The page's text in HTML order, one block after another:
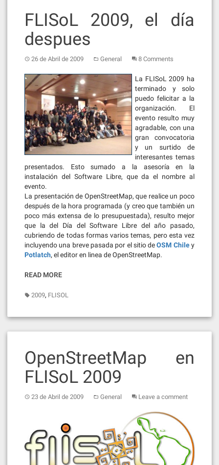
FLISoL 2009, el día
despues
26 de Abril de 2009 General 8 Comments
La FLISoL 2009 ha
terminado y solo
puedo felicitar a la
organización. El
evento resulto muy
agradable, con una
gran convocatoria
y un surtido de
interesantes temas
presentados. Esto sumado a la asesoría en la
instalación del Software Libre, que da el nombre al
evento.
La presentación de OpenStreetMap, que realice un poco
después de la hora programada (y creo que también un
poco más extensa de lo presupuestada), resulto mejor
que la del Día del Software Libre del año pasado,
cubriendo de todas formas varios temas, pero esta vez
incluyendo una breve pasada por el sitio deOSM Chiley
Potlatch, el editor en linea de OpenStreetMap.
READ MORE
2009, FLISOL
OpenStreetMap en
FLISoL 2009
23 de Abril de 2009 General Leave a comment